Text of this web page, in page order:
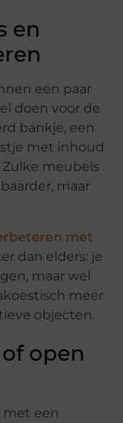
en
een paar
doen voor de
bankje, een
met inhoud
meubels
maar
met
dan elders: je
maar wel
meer
objecten.
open
met een